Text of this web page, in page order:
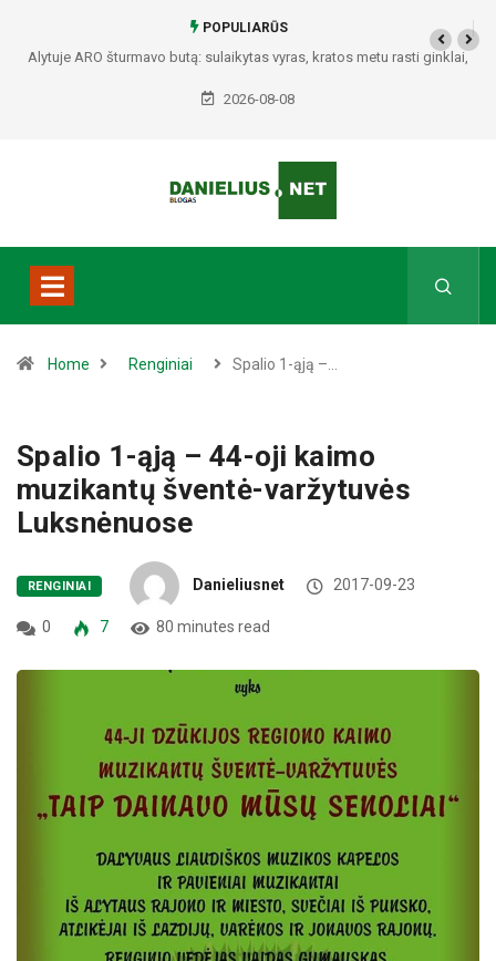
POPULIARŪS
Alytuje ARO šturmavo butą: sulaikytas vyras, kratos metu rasti ginklai,
Seirijuose – įtariami narkotikai BMW automobilyje
2026-08-08
Home Renginiai Spalio 1-ąją –…
Spalio 1-ąją – 44-oji kaimo
muzikantų šventė-varžytuvės
Luksnėnuose
RENGINIAI Danieliusnet 2017-09-23
0 7 80 minutes read